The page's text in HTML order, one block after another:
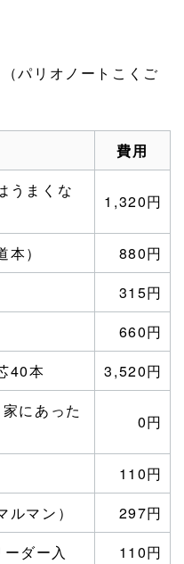
パリオノートこくご
費用
うまくな
1,320円
）
880円
315円
660円
40本
3,520円
にあった
0円
110円
マン）
297円
ダー入
110円